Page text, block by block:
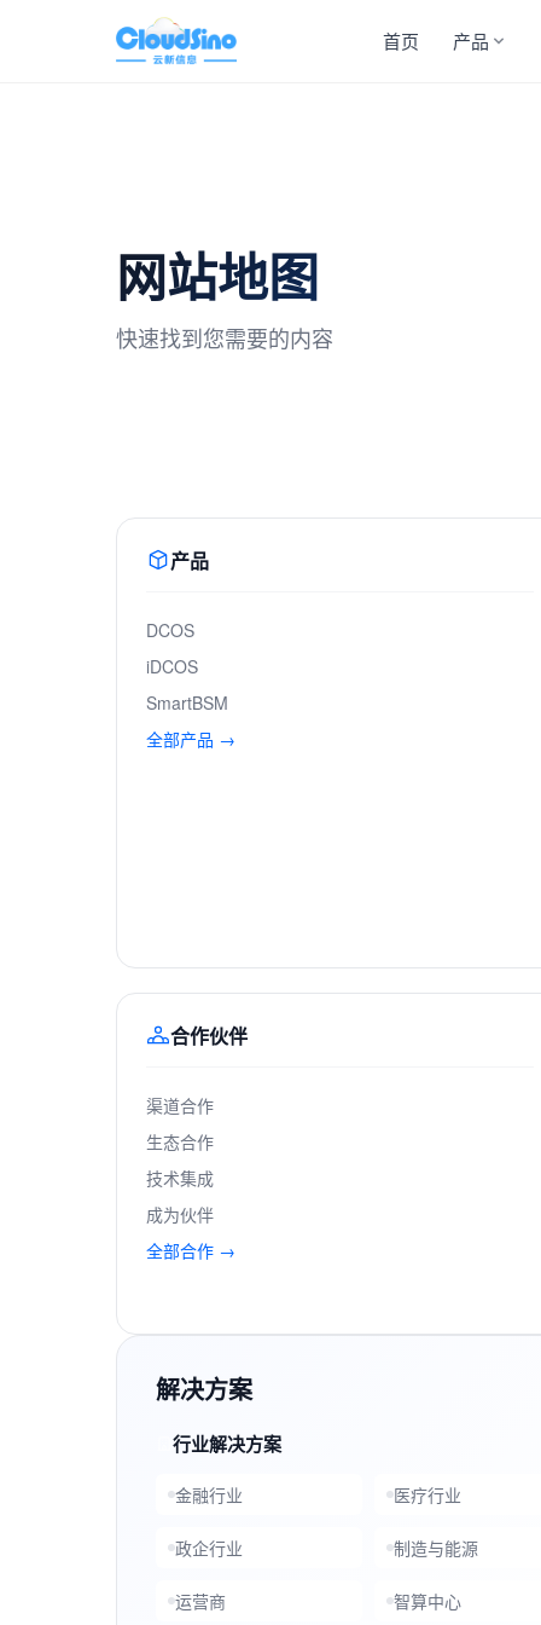
首页 产品
网站地图
快速找到您需要的内容
产品
DCOS
iDCOS
SmartBSM
全部产品 →
合作伙伴
渠道合作
生态合作
技术集成
成为伙伴
全部合作 →
解决方案
行业解决方案
金融行业 医疗行业
政企行业 制造与能源
运营商 智算中心